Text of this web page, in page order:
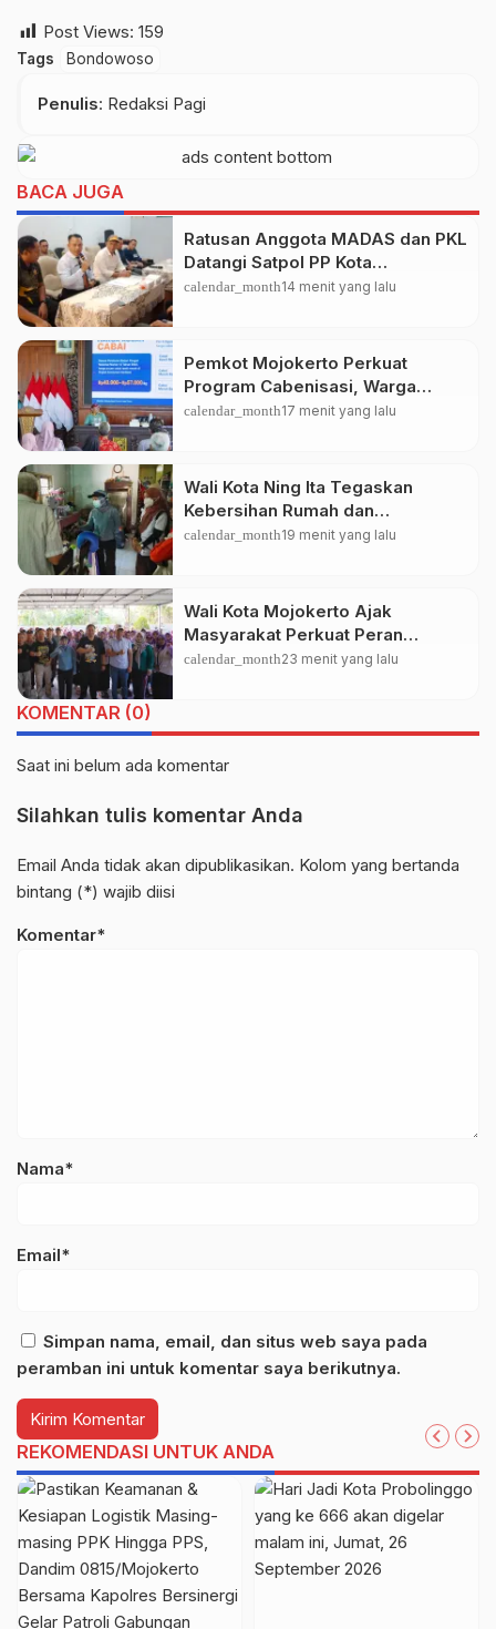
Post Views: 159
Tags Bondowoso
Penulis: Redaksi Pagi
BACA JUGA
Ratusan Anggota MADAS dan PKL
Datangi Satpol PP Kota
Probolinggo, Bahas Penataan PKL
calendar_month14 menit yang lalu
Pemkot Mojokerto Perkuat
Program Cabenisasi, Warga
Dibekali Teknik Budidaya Cabai
calendar_month17 menit yang lalu
Wali Kota Ning Ita Tegaskan
Kebersihan Rumah dan
Lingkungan Jadi Fondasi Kota
calendar_month19 menit yang lalu
Wali Kota Mojokerto Ajak
Masyarakat Perkuat Peran
Keluarga Cegah Penyalahgunaan
calendar_month23 menit yang lalu
KOMENTAR (0)
Saat ini belum ada komentar
Silahkan tulis komentar Anda
Email Anda tidak akan dipublikasikan. Kolom yang bertanda
bintang (*) wajib diisi
Komentar*
Nama*
Email*
Simpan nama, email, dan situs web saya pada
peramban ini untuk komentar saya berikutnya.
REKOMENDASI UNTUK ANDA